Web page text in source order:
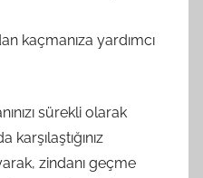
kaçmanıza yardımcı
sürekli olarak
zindanı geçme